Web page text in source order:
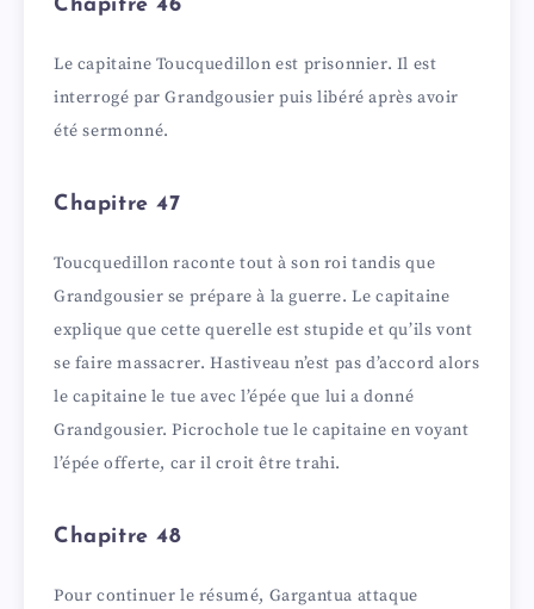
Chapitre 46
Le capitaine Toucquedillon est prisonnier. Il est
interrogé par Grandgousier puis libéré après avoir
été sermonné.
Chapitre 47
Toucquedillon raconte tout à son roi tandis que
Grandgousier se prépare à la guerre. Le capitaine
explique que cette querelle est stupide et qu’ils vont
se faire massacrer. Hastiveau n’est pas d’accord alors
le capitaine le tue avec l’épée que lui a donné
Grandgousier. Picrochole tue le capitaine en voyant
l’épée offerte, car il croit être trahi.
Chapitre 48
Pour continuer le résumé, Gargantua attaque